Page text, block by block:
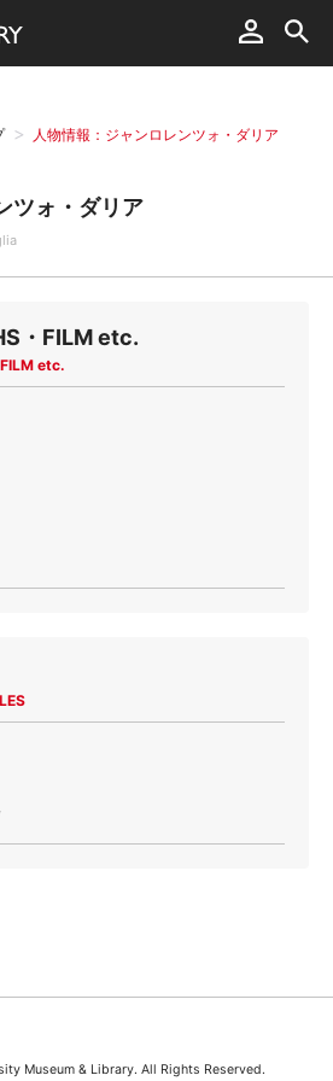
人物情報：ジャンロレンツォ・ダリア
ツォ・ダリア
・FILM etc.
etc.
Museum & Library. All Rights Reserved.